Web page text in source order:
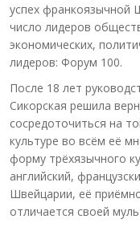
успех франкоязычной
число лидеров
экономических,
лидеров: Форум 100.
После 18 лет
Сикорская решила
сосредоточиться на
культуре во всём её
форму трёхязычного
английский,
Швейцарии, её
отличается своей